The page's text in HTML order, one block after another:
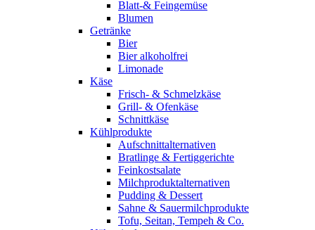
Blatt-& Feingemüse
Blumen
Getränke
Bier
Bier alkoholfrei
Limonade
Käse
Frisch- & Schmelzkäse
Grill- & Ofenkäse
Schnittkäse
Kühlprodukte
Aufschnittalternativen
Bratlinge & Fertiggerichte
Feinkostsalate
Milchproduktalternativen
Pudding & Dessert
Sahne & Sauermilchprodukte
Tofu, Seitan, Tempeh & Co.